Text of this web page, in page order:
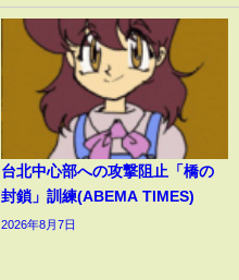
台北中心部への攻撃阻止「橋の
封鎖」訓練(ABEMA TIMES)
2026年8月7日